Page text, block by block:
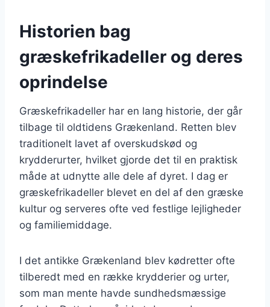
Historien bag
græskefrikadeller og deres
oprindelse
Græskefrikadeller har en lang historie, der går
tilbage til oldtidens Grækenland. Retten blev
traditionelt lavet af overskudskød og
krydderurter, hvilket gjorde det til en praktisk
måde at udnytte alle dele af dyret. I dag er
græskefrikadeller blevet en del af den græske
kultur og serveres ofte ved festlige lejligheder
og familiemiddage.
I det antikke Grækenland blev kødretter ofte
tilberedt med en række krydderier og urter,
som man mente havde sundhedsmæssige